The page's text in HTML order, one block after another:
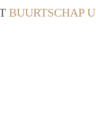
BUURTSCHAP